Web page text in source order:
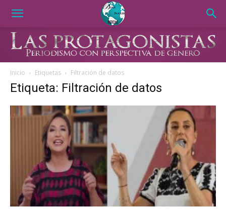
Inicio Etiquetas Filtración de datos
Etiqueta: Filtración de datos